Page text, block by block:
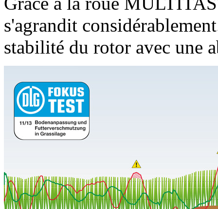
s'agrandit
stabilité du rotor avec une